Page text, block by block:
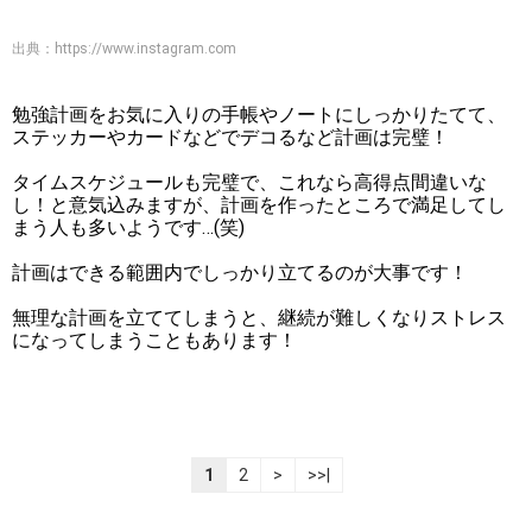
出典： https://www.instagram.com
勉強計画をお気に入りの手帳やノートにしっかりたてて、
ステッカーやカードなどでデコるなど計画は完璧！
タイムスケジュールも完璧で、これなら高得点間違いな
し！と意気込みますが、計画を作ったところで満足してし
まう人も多いようです…(笑)
計画はできる範囲内でしっかり立てるのが大事です！
無理な計画を立ててしまうと、継続が難しくなりストレス
になってしまうこともあります！
1 2 > >>|